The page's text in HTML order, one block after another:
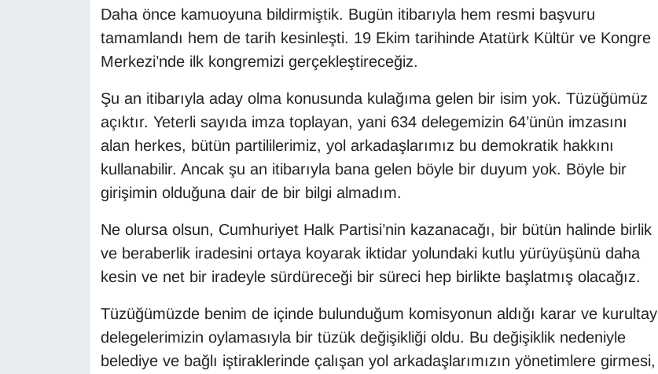
Daha önce kamuoyuna bildirmiştik. Bugün itibarıyla hem resmi başvuru
tamamlandı hem de tarih kesinleşti. 19 Ekim tarihinde Atatürk Kültür ve Kongre
Merkezi’nde ilk kongremizi gerçekleştireceğiz.
Şu an itibarıyla aday olma konusunda kulağıma gelen bir isim yok. Tüzüğümüz
açıktır. Yeterli sayıda imza toplayan, yani 634 delegemizin 64’ünün imzasını
alan herkes, bütün partililerimiz, yol arkadaşlarımız bu demokratik hakkını
kullanabilir. Ancak şu an itibarıyla bana gelen böyle bir duyum yok. Böyle bir
girişimin olduğuna dair de bir bilgi almadım.
Ne olursa olsun, Cumhuriyet Halk Partisi’nin kazanacağı, bir bütün halinde birlik
ve beraberlik iradesini ortaya koyarak iktidar yolundaki kutlu yürüyüşünü daha
kesin ve net bir iradeyle sürdüreceği bir süreci hep birlikte başlatmış olacağız.
Tüzüğümüzde benim de içinde bulunduğum komisyonun aldığı karar ve kurultay
delegelerimizin oylamasıyla bir tüzük değişikliği oldu. Bu değişiklik nedeniyle
belediye ve bağlı iştiraklerinde çalışan yol arkadaşlarımızın yönetimlere girmesi,